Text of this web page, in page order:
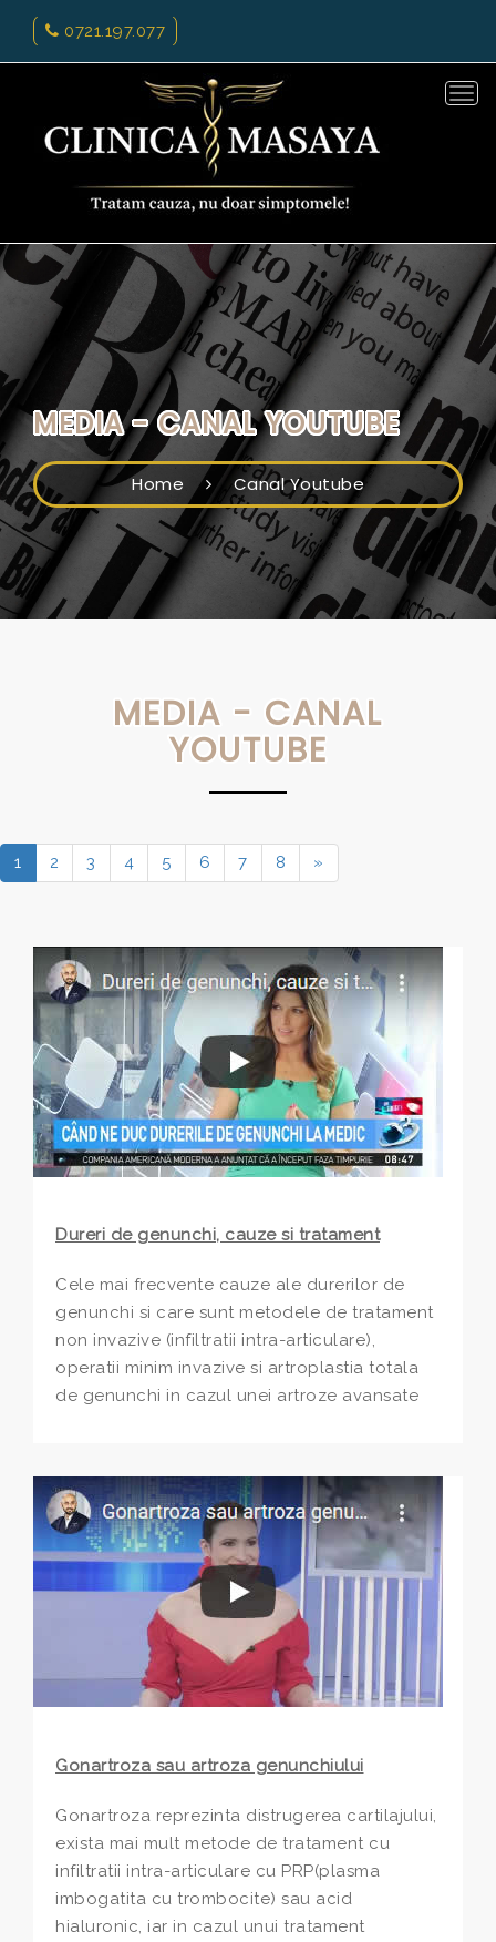
0721.197.077
MEDIA - CANAL YOUTUBE
Home Canal Youtube
MEDIA - CANAL
YOUTUBE
1 2 3 4 5 6 7 8 »
Dureri de genunchi, cauze si tratament
Cele mai frecvente cauze ale durerilor de
genunchi si care sunt metodele de tratament
non invazive (infiltratii intra-articulare),
operatii minim invazive si artroplastia totala
de genunchi in cazul unei artroze avansate
Gonartroza sau artroza genunchiului
Gonartroza reprezinta distrugerea cartilajului,
exista mai mult metode de tratament cu
infiltratii intra-articulare cu PRP(plasma
imbogatita cu trombocite) sau acid
hialuronic, iar in cazul unui tratament